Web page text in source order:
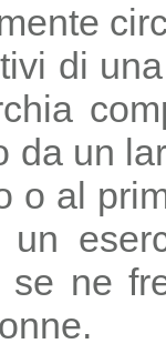
di
da un
o al
un
se ne